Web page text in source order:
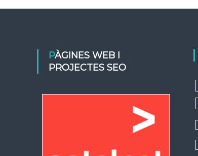
PÀGINES WEB I
PROJECTES SEO